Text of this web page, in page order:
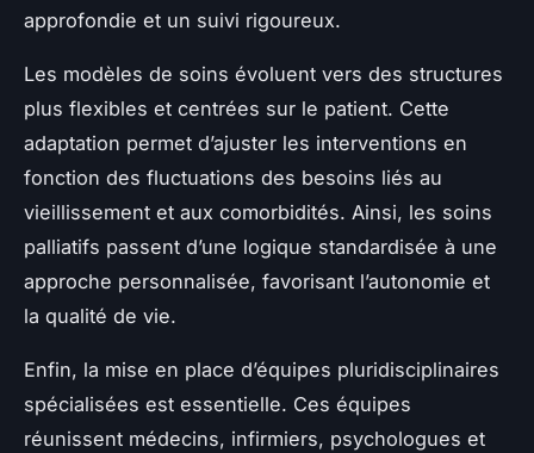
approfondie et un suivi rigoureux.
Les modèles de soins évoluent vers des structures
plus flexibles et centrées sur le patient. Cette
adaptation permet d’ajuster les interventions en
fonction des fluctuations des besoins liés au
vieillissement et aux comorbidités. Ainsi, les soins
palliatifs passent d’une logique standardisée à une
approche personnalisée, favorisant l’autonomie et
la qualité de vie.
Enfin, la mise en place d’équipes pluridisciplinaires
spécialisées est essentielle. Ces équipes
réunissent médecins, infirmiers, psychologues et